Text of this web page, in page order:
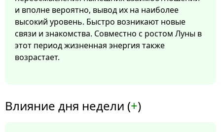
и вполне вероятно, вывод их на наиболее
высокий уровень. Быстро возникают новые
связи и знакомства. Совместно с ростом Луны в
этот период жизненная энергия также
возрастает.
Влияние дня недели (+)